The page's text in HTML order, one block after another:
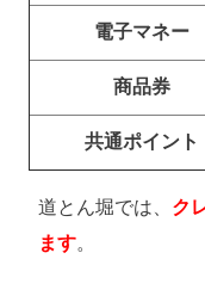
電子マネー
商品券
共通ポイント
道とん堀では、 ク
ます。